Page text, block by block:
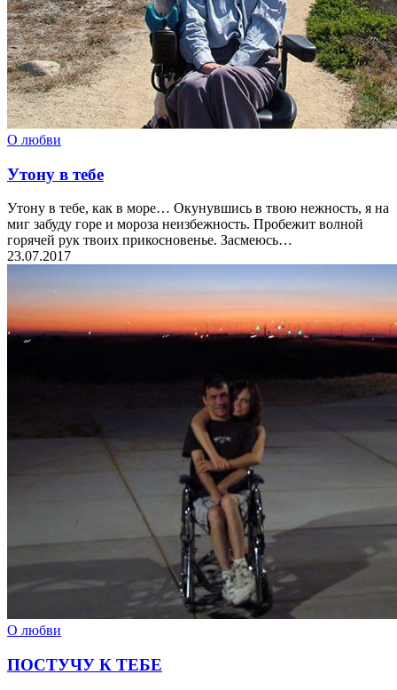
О любви
Утону в тебе
Утону в тебе, как в море… Окунувшись в твою нежность, я на
миг забуду горе и мороза неизбежность. Пробежит волной
горячей рук твоих прикосновенье. Засмеюсь…
23.07.2017
О любви
ПОСТУЧУ К ТЕБЕ